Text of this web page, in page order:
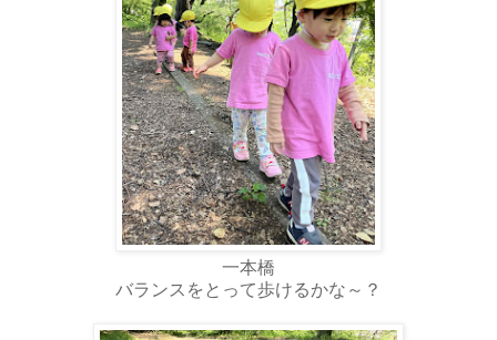
一本橋
バランスをとって歩けるかな～？